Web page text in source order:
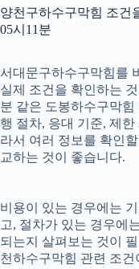
양천구하수구막힘 조건
05시11분
서대문구하수구막힘를
실제 조건을 확인하는
분 같은 도봉하수구막
행 절차, 응대 기준, 제
라서 여러 정보를 확인
교하는 것이 좋습니다.
비용이 있는 경우에는
고, 절차가 있는 경우에
되는지 살펴보는 것이
천하수구막힘 관련 조